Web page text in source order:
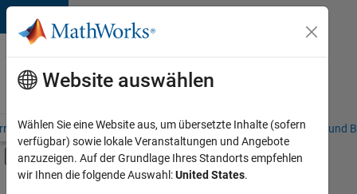
Weiter zum Inhalt
Karriere
bei
MathWorks
– Übersicht Stellensuche Niederlassungen Studierende und
Umschaltung für Off-Canvas-
Hauptinhalt
Website auswählen
Wählen Sie eine Website aus, um übersetzte Inhalte (sofern
verfügbar) sowie lokale Veranstaltungen und Angebote
anzuzeigen. Auf der Grundlage Ihres Standorts empfehlen
wir Ihnen die folgende Auswahl:United States.